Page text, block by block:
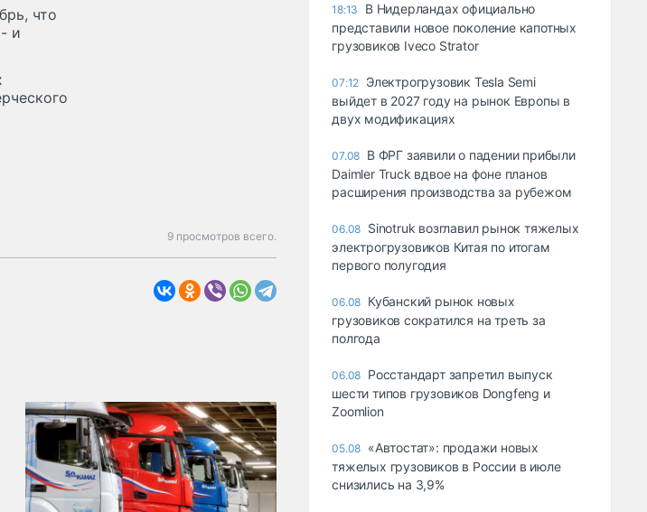
что
и
9 просмотров всего.
18:13
В Нидерландах официально
представили новое поколение капотных
грузовиков Iveco Strator
07:12 Электрогрузовик Tesla Semi
выйдет в 2027 году на рынок Европы в
двух модификациях
07.08 В ФРГ заявили о падении прибыли
Daimler Truck вдвое на фоне планов
расширения производства за рубежом
06.08 Sinotruk возглавил рынок тяжелых
электрогрузовиков Китая по итогам
первого полугодия
06.08 Кубанский рынок новых
грузовиков сократился на треть за
полгода
06.08 Росстандарт запретил выпуск
шести типов грузовиков Dongfeng и
Zoomlion
05.08 «Автостат»: продажи новых
тяжелых грузовиков в России в июле
снизились на 3,9%